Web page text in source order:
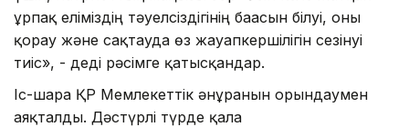
ұрпақ еліміздің тәуелсіздігінің бағасын білуі, оны
қорғау және сақтауда өз жауапкершілігін сезінуі
тиіс», - деді рәсімге қатысқандар.
Іс-шара ҚР Мемлекеттік әнұранын орындаумен
аяқталды. Дәстүрлі түрде қала